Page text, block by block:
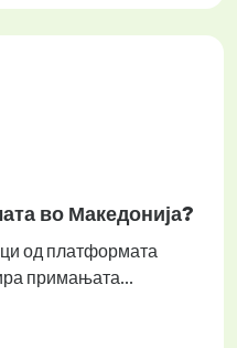
во Македонија?
од платформата
примањата...